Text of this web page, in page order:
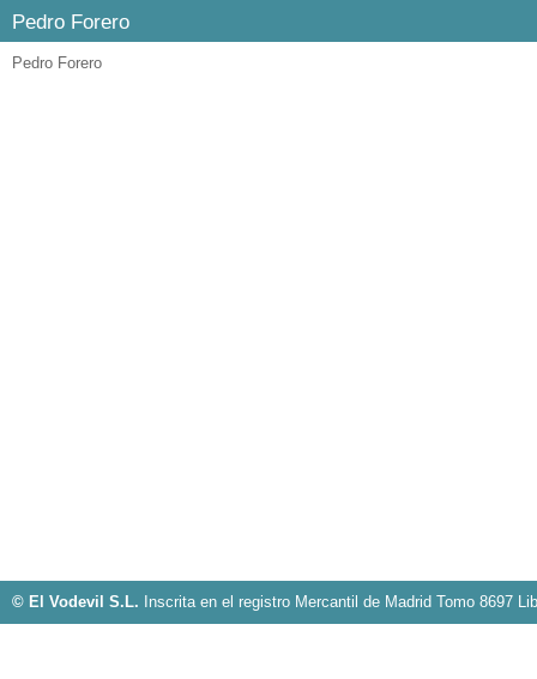
Pedro Forero
Pedro Forero
© El Vodevil S.L. Inscrita en el registro Mercantil de Madrid Tomo 8697